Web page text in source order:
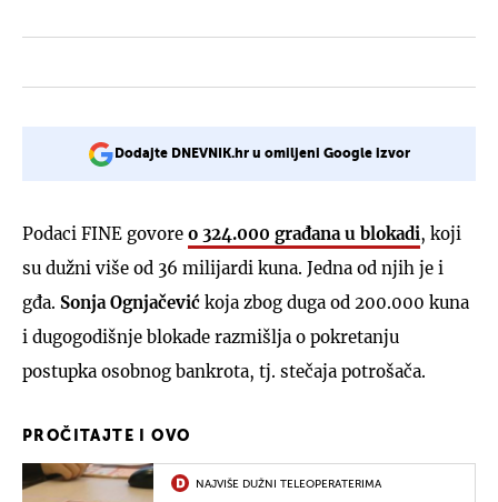
Dodajte DNEVNIK.hr u omiljeni Google izvor
Podaci FINE govore o 324.000 građana u blokadi, koji
su dužni više od 36 milijardi kuna. Jedna od njih je i
gđa. Sonja Ognjačević koja zbog duga od 200.000 kuna
i dugogodišnje blokade razmišlja o pokretanju
postupka osobnog bankrota, tj. stečaja potrošača.
PROČITAJTE I OVO
NAJVIŠE DUŽNI TELEOPERATERIMA